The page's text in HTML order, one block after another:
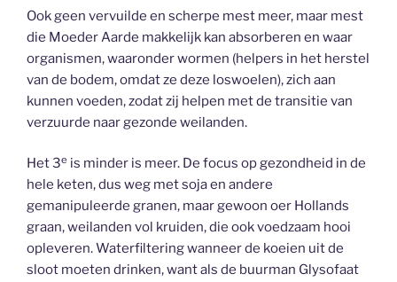
Ook geen vervuilde en scherpe mest meer, maar mest
die Moeder Aarde makkelijk kan absorberen en waar
organismen, waaronder wormen (helpers in het herstel
van de bodem, omdat ze deze loswoelen), zich aan
kunnen voeden, zodat zij helpen met de transitie van
verzuurde naar gezonde weilanden.
Het 3e is minder is meer. De focus op gezondheid in de
hele keten, dus weg met soja en andere
gemanipuleerde granen, maar gewoon oer Hollands
graan, weilanden vol kruiden, die ook voedzaam hooi
opleveren. Waterfiltering wanneer de koeien uit de
sloot moeten drinken, want als de buurman Glysofaat